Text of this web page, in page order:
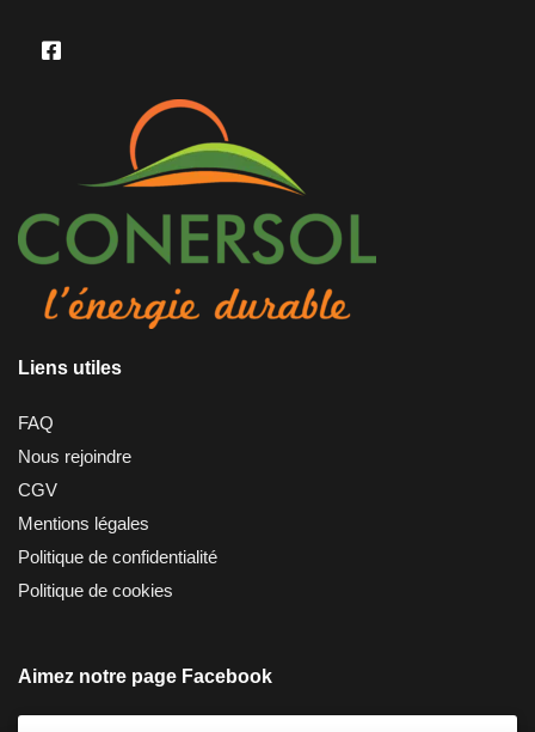
Liens utiles
FAQ
Nous rejoindre
CGV
Mentions légales
Politique de confidentialité
Politique de cookies
Aimez notre page Facebook